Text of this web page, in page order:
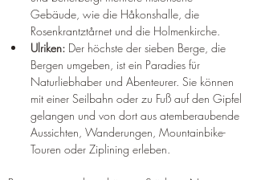
Gebäude, wie die Håkonshalle, die
Rosenkrantztårnet und die Holmenkirche.
Ulriken: Der höchste der sieben Berge, die
Bergen umgeben, ist ein Paradies für
Naturliebhaber und Abenteurer. Sie können
mit einer Seilbahn oder zu Fuß auf den Gipfel
gelangen und von dort aus atemberaubende
Aussichten, Wanderungen, Mountainbike-
Touren oder Ziplining erleben.